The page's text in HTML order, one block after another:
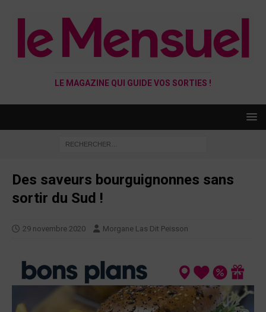
LE MAGAZINE QUI GUIDE VOS SORTIES !
Des saveurs bourguignonnes sans
sortir du Sud !
29 novembre 2020 Morgane Las Dit Peisson